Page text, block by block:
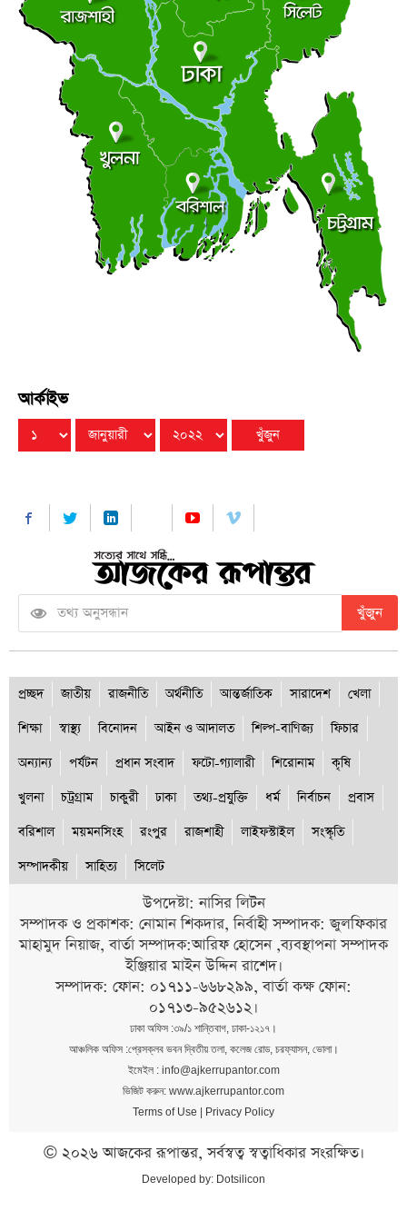
● সুজানগর মহিলা কলেজের উদ্যোগে জুলাই গণঅভ্যুত্থান দিবস
উপলক্ষ্যে আলোচনা সভা
বুধবার ● ৫ আগস্ট ২০২৬
পীরগঞ্জে খাল খননের অব্যায়িত সাড়ে ১২ লাখ টাকা সরকারি
কোষাগারে ফেরত
বুধবার ● ৫ আগস্ট ২০২৬
পীরগঞ্জে টাঙ্গন নদীর ভাঙ্গন রক্ষা কাজ উদ্বোধন
বুধবার ● ৫ আগস্ট ২০২৬
পটুয়াখালীতে পালিত হলো জুলাই গণঅভ্যুত্থান দিবস, শহীদ
আর্কাইভ
খুঁজুন
প্রচ্ছদ জাতীয় রাজনীতি অর্থনীতি আন্তর্জাতিক সারাদেশ
খেলা
শিক্ষা
স্বাস্থ্য বিনোদন আইন ও আদালত শিল্প-বাণিজ্য
ফিচার
অন্যান্য
পর্যটন প্রধান সংবাদ ফটো-গ্যালারী শিরোনাম
কৃষি
খুলনা
চট্রগ্রাম চাকুরী ঢাকা তথ্য-প্রযুক্তি ধর্ম নির্বাচন
প্রবাস
বরিশাল
ময়মনসিংহ রংপুর রাজশাহী লাইফস্টাইল
সংস্কৃতি
সম্পাদকীয়
সাহিত্য সিলেট
উপদেষ্টা: নাসির লিটন
সম্পাদক ও প্রকাশক: নোমান শিকদার, নির্বাহী সম্পাদক: জুলফিকার
মাহামুদ নিয়াজ, বার্তা সম্পাদক:আরিফ হোসেন ,ব্যবস্থাপনা সম্পাদক
ইঞ্জিয়ার মাইন উদ্দিন রাশেদ।
সম্পাদক: ফোন: ০১৭১১-৬৬৮২৯৯, বার্তা কক্ষ ফোন:
০১৭১৩-৯৫২৬১২।
ঢাকা অফিস :৩৯/১ শান্তিবাগ, ঢাকা-১২১৭।
আঞ্চলিক অফিস :প্রেসক্লব ভবন দ্বিতীয় তলা, কলেজ রোড, চরফ্যাসন, ভোলা।
ইমেইল : info@ajkerrupantor.com
ভিজিট করুন: www.ajkerrupantor.com
Terms of Use | Privacy Policy
© ২০২৬ আজকের রূপান্তর, সর্বস্বত্ব স্বত্বাধিকার সংরক্ষিত।
Developed by: Dotsilicon